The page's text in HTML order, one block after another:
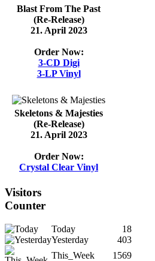
Blast From The Past
(Re-Release)
21. April 2023
Order Now:
3-CD Digi
3-LP Vinyl
Skeletons & Majesties
(Re-Release)
21. April 2023
Order Now:
Crystal Clear Vinyl
Visitors
Counter
Today
18
Yesterday
403
This_Week
1569